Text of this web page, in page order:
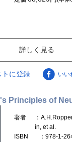
詳しく見る
トに登録 いい
Principles of
著者
：
in, et al.
ISBN
：978-1-